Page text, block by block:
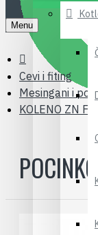
Menu
Cevi i fiting
Mesingani i
KOLENO ZN